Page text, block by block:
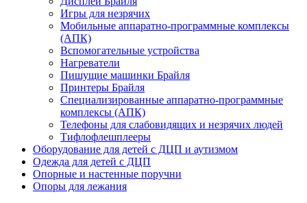
Игры для незрячих
Мобильные аппаратно-программные комплексы
(АПК)
Вспомогательные устройства
Нагреватели
Пишущие машинки Брайля
Принтеры Брайля
Специализированные аппаратно-программные
комплексы (АПК)
Телефоны для слабовидящих и незрячих людей
Тифлофлешплееры
Оборудование для детей с ДЦП и аутизмом
Одежда для детей с ДЦП
Опорные и настенные поручни
Опоры для лежания